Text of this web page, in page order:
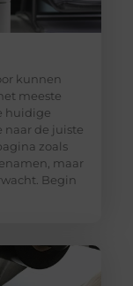
kunnen
meeste
huidige
naar de juiste
zoals
maar
Begin